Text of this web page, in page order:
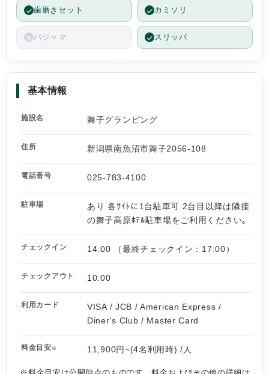
歯磨きセット カミソリ
パジャマ スリッパ
基本情報
施設名 舞子グランピング
住所 新潟県南魚沼市舞子2056-108
電話番号 025-783-4100
駐車場
あり 各ｻｲﾄに1台駐車可 2台目以降は隣接
の舞子高原ﾎﾃﾙ駐車場をご利用ください｡
チェックイン 14:00 （最終チェックイン：17:00）
チェックアウト 10:00
利用カード
VISA / JCB / American Express /
Diner's Club / Master Card
料金目安 ※ 11,900円~(4名利用時) /人